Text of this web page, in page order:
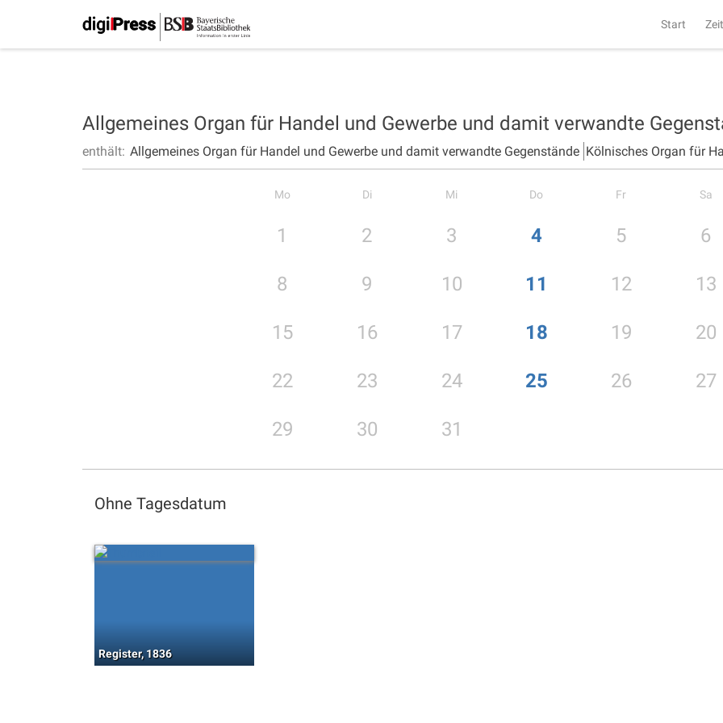
Start
Allgemeines Organ für Handel und Gewerbe und damit verwandte
enthält: Allgemeines Organ für Handel und Gewerbe und damit verwandte Gegenstände Kölnisches Organ für
Mo Di Mi Do Fr Sa
1 2 3 4 5 6
8 9 10 11 12 13
15 16 17 18 19 20
22 23 24 25 26 27
29 30 31
Ohne Tagesdatum
Register, 1836